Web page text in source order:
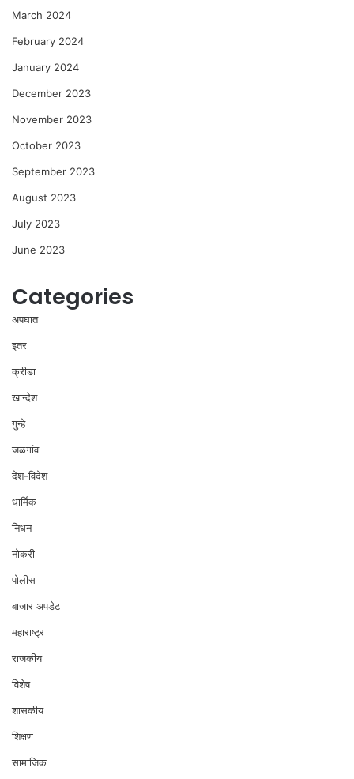
March 2024
February 2024
January 2024
December 2023
November 2023
October 2023
September 2023
August 2023
July 2023
June 2023
Categories
अपघात
इतर
क्रीडा
खान्देश
गुन्हे
जळगांव
देश-विदेश
धार्मिक
निधन
नोकरी
पोलीस
बाजार अपडेट
महाराष्ट्र
राजकीय
विशेष
शासकीय
शिक्षण
सामाजिक